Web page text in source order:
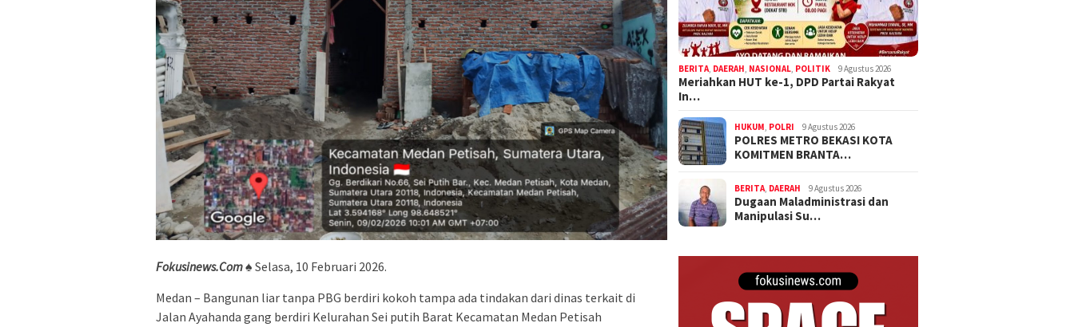
Fokusinews.Com♠ Selasa, 10 Februari 2026.
Medan – Bangunan liar tanpa PBG berdiri kokoh tampa ada tindakan dari dinas terkait di
Jalan Ayahanda gang berdiri Kelurahan Sei putih Barat Kecamatan Medan Petisah
BERITA, DAERAH, NASIONAL, POLITIK 9 Agustus 2026
Meriahkan HUT ke-1, DPD Partai Rakyat
In…
HUKUM, POLRI 9 Agustus 2026
POLRES METRO BEKASI KOTA
KOMITMEN BRANTA…
BERITA, DAERAH 9 Agustus 2026
Dugaan Maladministrasi dan
Manipulasi Su…